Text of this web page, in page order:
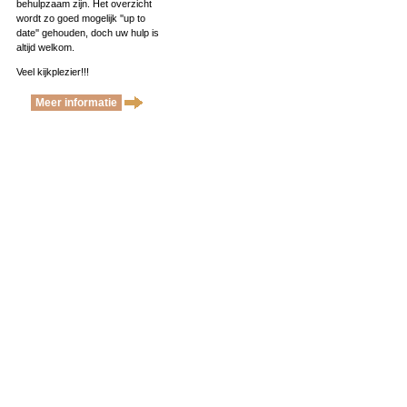
behulpzaam zijn. Het overzicht
wordt zo goed mogelijk ''up to
date'' gehouden, doch uw hulp is
altijd welkom.
Veel kijkplezier!!!
Meer informatie